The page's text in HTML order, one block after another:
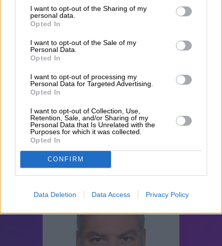
I want to opt-out of the Sharing of my
personal data.
Opted In
I want to opt-out of the Sale of my
Personal Data.
Opted In
I want to opt-out of processing my
Personal Data for Targeted Advertising.
Opted In
I want to opt-out of Collection, Use,
Retention, Sale, and/or Sharing of my
Personal Data that Is Unrelated with the
Purposes for which it was collected.
Opted In
CONFIRM
Data Deletion Data Access Privacy Policy
ΑΓΙΣ ΠΙΣΤΙΟΛΑΣ